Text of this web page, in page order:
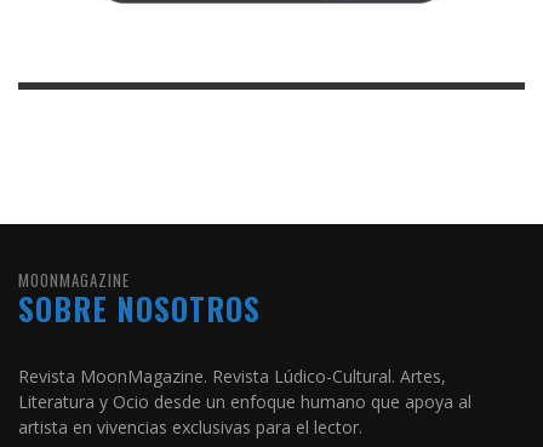
MOONMAGAZINE
SOBRE NOSOTROS
Revista MoonMagazine. Revista Lúdico-Cultural. Artes,
Literatura y Ocio desde un enfoque humano que apoya al
artista en vivencias exclusivas para el lector.